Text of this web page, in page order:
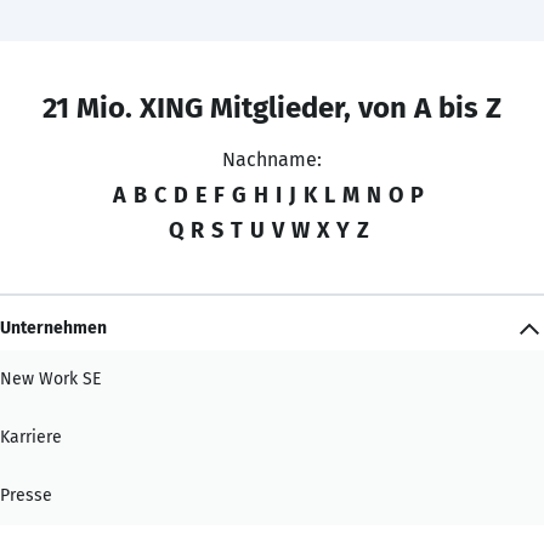
21 Mio. XING Mitglieder, von A bis Z
Nachname:
A B C D E F G H I J K L M N O P
Q R S T U V W X Y Z
Unternehmen
New Work SE
Karriere
Presse